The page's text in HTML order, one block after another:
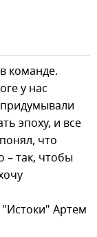
команде.
у нас
эпоху, и все
что
– так, чтобы
Артем